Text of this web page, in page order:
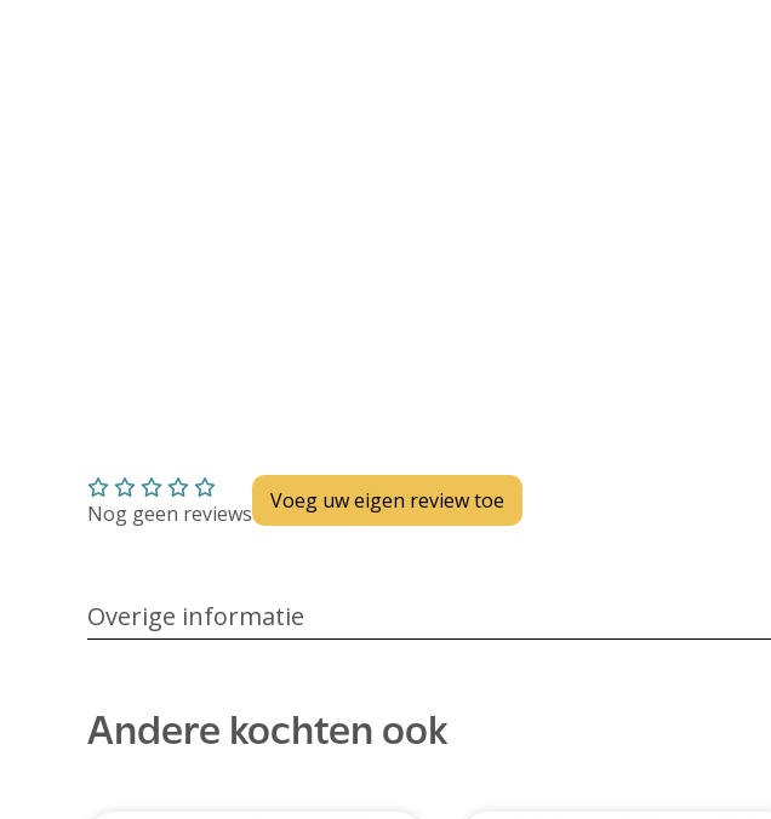
Nog geen reviews Voeg uw eigen review toe
Overige informatie
Andere kochten ook